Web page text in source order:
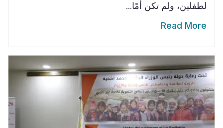
لطفلين، ولم تكن أمًا...
Read More